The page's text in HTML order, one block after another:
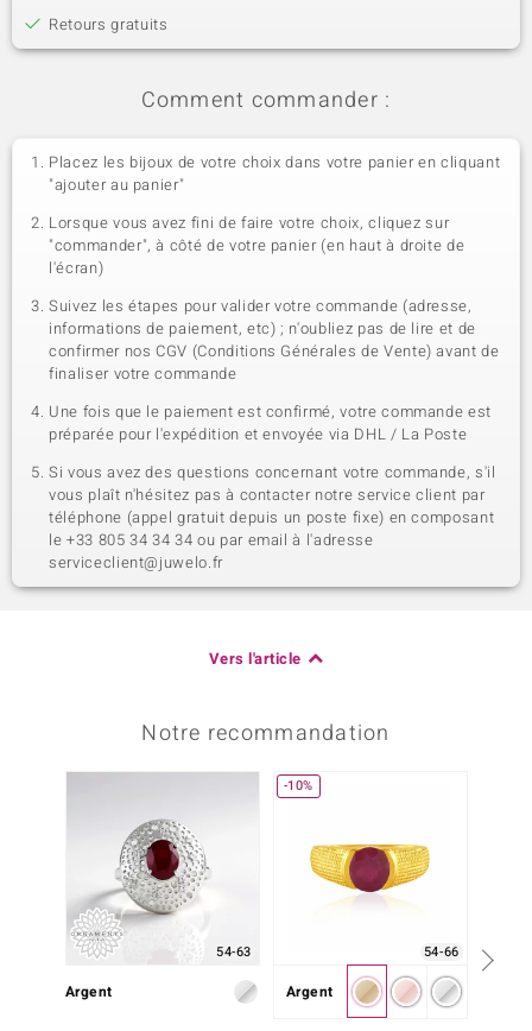
Retours gratuits
Comment commander :
Placez les bijoux de votre choix dans votre panier en cliquant
"ajouter au panier"
Lorsque vous avez fini de faire votre choix, cliquez sur
"commander", à côté de votre panier (en haut à droite de
l'écran)
Suivez les étapes pour valider votre commande (adresse,
informations de paiement, etc) ; n'oubliez pas de lire et de
confirmer nos CGV (Conditions Générales de Vente) avant de
finaliser votre commande
Une fois que le paiement est confirmé, votre commande est
préparée pour l'expédition et envoyée via DHL / La Poste
Si vous avez des questions concernant votre commande, s'il
vous plaît n'hésitez pas à contacter notre service client par
téléphone (appel gratuit depuis un poste fixe) en composant
le +33 805 34 34 34 ou par email à l'adresse
serviceclient@juwelo.fr
Vers l'article
Notre recommandation
54-63
Argent
-10%
54-66
Argent